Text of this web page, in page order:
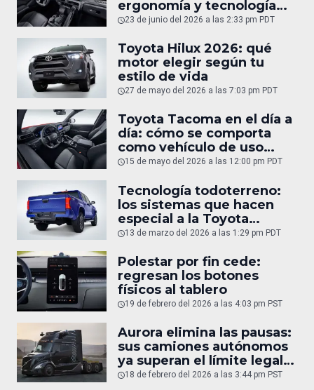
ergonomía y tecnología
del interior
23 de junio del 2026 a las 2:33 pm PDT
Toyota Hilux 2026: qué
motor elegir según tu
estilo de vida
27 de mayo del 2026 a las 7:03 pm PDT
Toyota Tacoma en el día a
día: cómo se comporta
como vehículo de uso
diario
15 de mayo del 2026 a las 12:00 pm PDT
Tecnología todoterreno:
los sistemas que hacen
especial a la Toyota
Tacoma
13 de marzo del 2026 a las 1:29 pm PDT
Polestar por fin cede:
regresan los botones
físicos al tablero
19 de febrero del 2026 a las 4:03 pm PST
Aurora elimina las pausas:
sus camiones autónomos
ya superan el límite legal
humano
18 de febrero del 2026 a las 3:44 pm PST